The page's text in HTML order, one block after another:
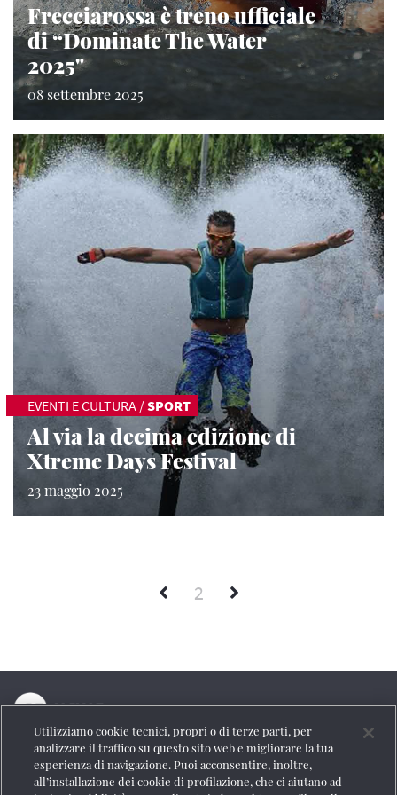
Frecciarossa è treno ufficiale
di “Dominate The Water
2025"
08 settembre 2025
EVENTI E CULTURA /SPORT
Al via la decima edizione di
Xtreme Days Festival
23 maggio 2025
2
La testata online del Gruppo FS Italiane
Social
Utilizziamo cookie tecnici, propri o di terze parti, per
analizzare il traffico su questo sito web e migliorare la tua
esperienza di navigazione. Puoi acconsentire, inoltre,
all’installazione dei cookie di profilazione, che ci aiutano ad